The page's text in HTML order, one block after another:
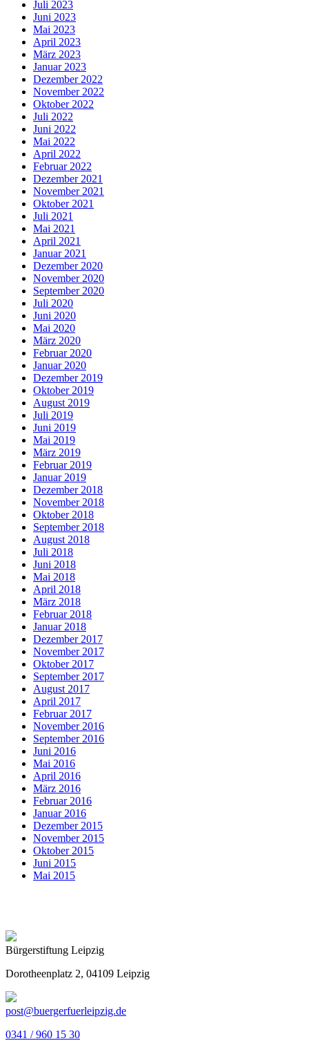
Juli 2023
Juni 2023
Mai 2023
April 2023
März 2023
Januar 2023
Dezember 2022
November 2022
Oktober 2022
Juli 2022
Juni 2022
Mai 2022
April 2022
Februar 2022
Dezember 2021
November 2021
Oktober 2021
Juli 2021
Mai 2021
April 2021
Januar 2021
Dezember 2020
November 2020
September 2020
Juli 2020
Juni 2020
Mai 2020
März 2020
Februar 2020
Januar 2020
Dezember 2019
Oktober 2019
August 2019
Juli 2019
Juni 2019
Mai 2019
März 2019
Februar 2019
Januar 2019
Dezember 2018
November 2018
Oktober 2018
September 2018
August 2018
Juli 2018
Juni 2018
Mai 2018
April 2018
März 2018
Februar 2018
Januar 2018
Dezember 2017
November 2017
Oktober 2017
September 2017
August 2017
April 2017
Februar 2017
November 2016
September 2016
Juni 2016
Mai 2016
April 2016
März 2016
Februar 2016
Januar 2016
Dezember 2015
November 2015
Oktober 2015
Juni 2015
Mai 2015
Bürgerstiftung Leipzig
Dorotheenplatz 2, 04109 Leipzig
post@buergerfuerleipzig.de
0341 / 960 15 30